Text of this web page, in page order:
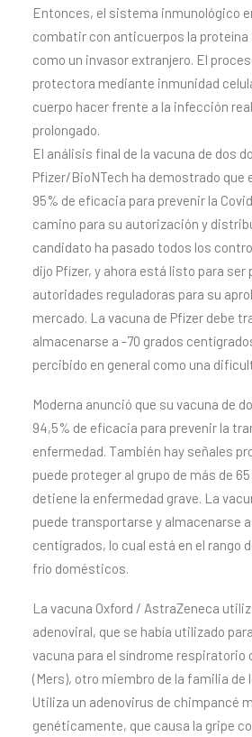
Entonces, el sistema inmunológico
combatir con anticuerpos la proteína
como un invasor extranjero. El
protectora mediante inmunidad
cuerpo hacer frente a la infección
prolongado.
El análisis final de la vacuna de dos
Pfizer/BioNTech ha demostrado que
95% de eficacia para prevenir la
camino para su autorización y
candidato ha pasado todos los
dijo Pfizer, y ahora está listo para ser
autoridades reguladoras para su
mercado. La vacuna de Pfizer debe
almacenarse a -70 grados
percibido en general como una
Moderna anunció que su vacuna de
94,5% de eficacia para prevenir la
enfermedad. También hay señales
puede proteger al grupo de más de
detiene la enfermedad grave. La
puede transportarse y almacenarse
centígrados, lo cual está en el rango
frío domésticos.
La vacuna Oxford / AstraZeneca
adenoviral, que se había utilizado
vacuna para el síndrome respiratorio
(Mers), otro miembro de la familia de
Utiliza un adenovirus de chimpancé
genéticamente, que causa la gripe